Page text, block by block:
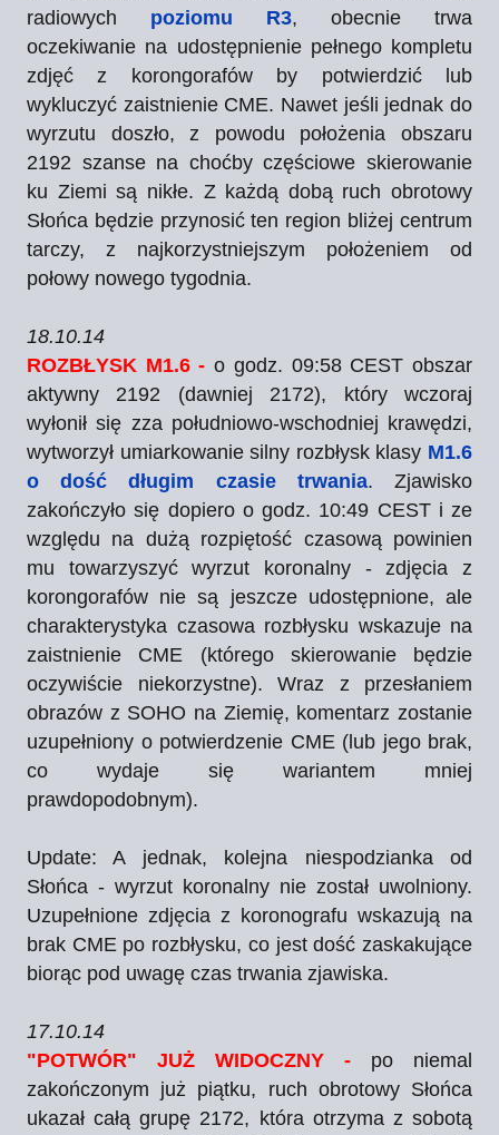
radiowych poziomu R3, obecnie trwa
oczekiwanie na udostępnienie pełnego kompletu
zdjęć z korongorafów by potwierdzić lub
wykluczyć zaistnienie CME. Nawet jeśli jednak do
wyrzutu doszło, z powodu położenia obszaru
2192 szanse na choćby częściowe skierowanie
ku Ziemi są nikłe. Z każdą dobą ruch obrotowy
Słońca będzie przynosić ten region bliżej centrum
tarczy, z najkorzystniejszym położeniem od
połowy nowego tygodnia.
18.10.14
ROZBŁYSK M1.6 - o godz. 09:58 CEST obszar
aktywny 2192 (dawniej 2172), który wczoraj
wyłonił się zza południowo-wschodniej krawędzi,
wytworzył umiarkowanie silny rozbłysk klasy M1.6
o dość długim czasie trwania. Zjawisko
zakończyło się dopiero o godz. 10:49 CEST i ze
względu na dużą rozpiętość czasową powinien
mu towarzyszyć wyrzut koronalny - zdjęcia z
korongorafów nie są jeszcze udostępnione, ale
charakterystyka czasowa rozbłysku wskazuje na
zaistnienie CME (którego skierowanie będzie
oczywiście niekorzystne). Wraz z przesłaniem
obrazów z SOHO na Ziemię, komentarz zostanie
uzupełniony o potwierdzenie CME (lub jego brak,
co wydaje się wariantem mniej
prawdopodobnym).
Update: A jednak, kolejna niespodzianka od
Słońca - wyrzut koronalny nie został uwolniony.
Uzupełnione zdjęcia z koronografu wskazują na
brak CME po rozbłysku, co jest dość zaskakujące
biorąc pod uwagę czas trwania zjawiska.
17.10.14
"POTWÓR" JUŻ WIDOCZNY - po niemal
zakończonym już piątku, ruch obrotowy Słońca
ukazał całą grupę 2172, która otrzyma z sobotą